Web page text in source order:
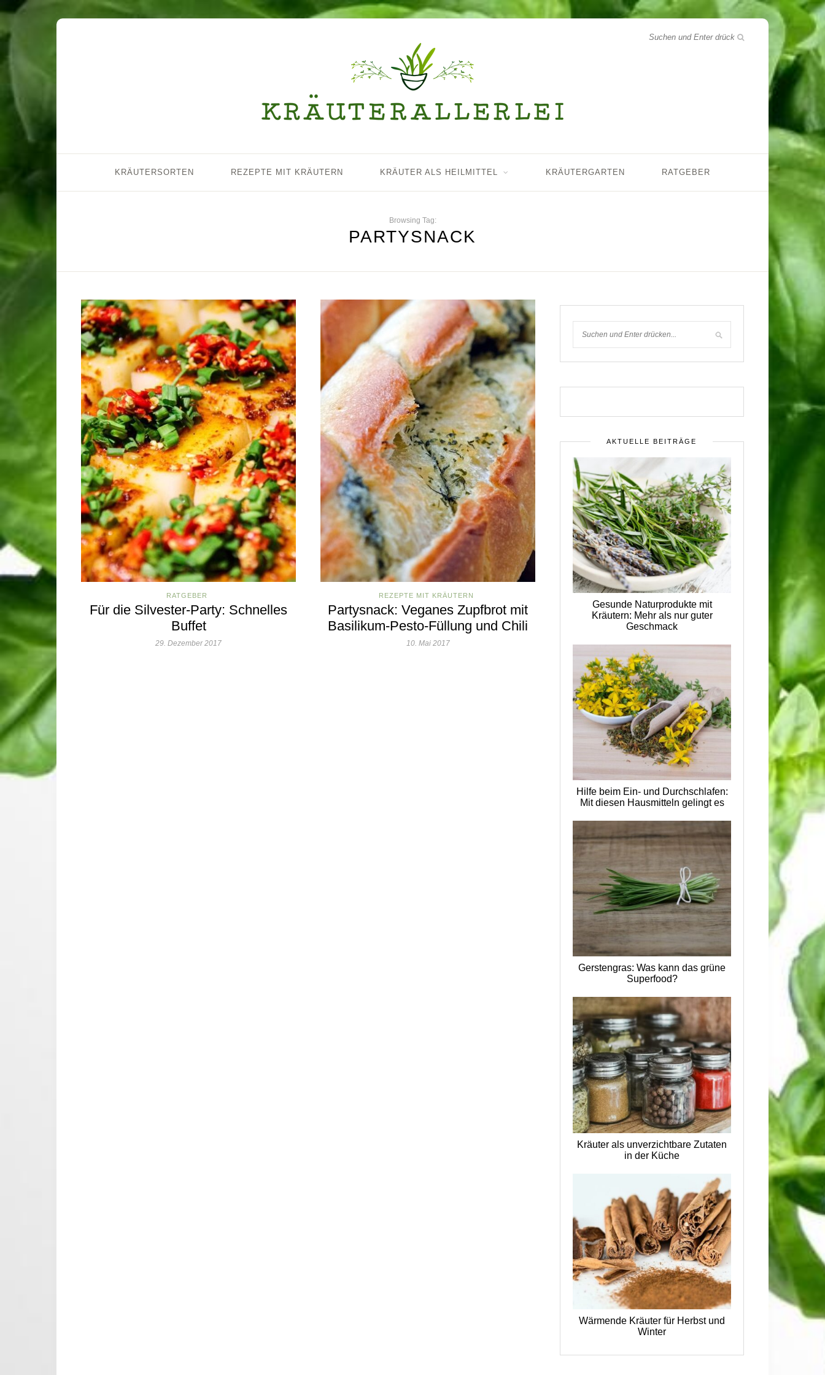
KRÄUTERSORTEN REZEPTE MIT KRÄUTERN KRÄUTER ALS HEILMITTEL KRÄUTERGARTEN RATGEBER
Browsing Tag:
PARTYSNACK
RATGEBER
Für die Silvester-Party: Schnelles
Buffet
29. Dezember 2017
REZEPTE MIT KRÄUTERN
Partysnack: Veganes Zupfbrot mit
Basilikum-Pesto-Füllung und Chili
10. Mai 2017
AKTUELLE BEITRÄGE
Gesunde Naturprodukte mit
Kräutern: Mehr als nur guter
Geschmack
Hilfe beim Ein- und Durchschlafen:
Mit diesen Hausmitteln gelingt es
Gerstengras: Was kann das grüne
Superfood?
Kräuter als unverzichtbare Zutaten
in der Küche
Wärmende Kräuter für Herbst und
Winter